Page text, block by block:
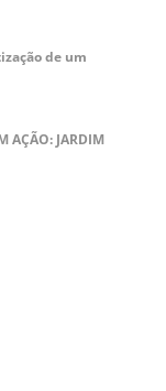
de um
AÇÃO: JARDIM